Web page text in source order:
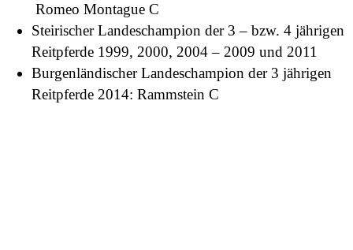
Romeo Montague C
Steirischer Landeschampion der 3 – bzw. 4 jährigen
Reitpferde 1999, 2000, 2004 – 2009 und 2011
Burgenländischer Landeschampion der 3 jährigen
Reitpferde 2014: Rammstein C